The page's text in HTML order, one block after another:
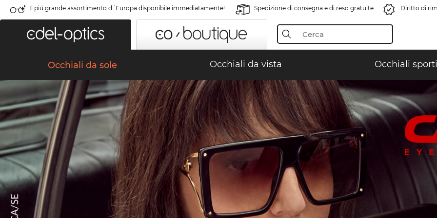
Il piú grande assortimento d´Europa disponibile immediatamente! Spedizione di consegna e di reso gratuite Diritto di
Occhiali da sole Occhiali da vista Occhiali